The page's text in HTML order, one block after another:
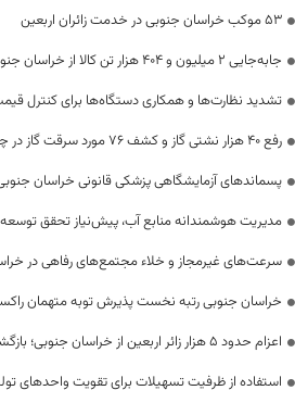
53 موکب خراسان جنوبی در خدمت زائران اربعین
جابه‌جایی 2 میلیون و 404 هزار تن کالا از خراسان جنوبی به سراسر کشور
تشدید نظارت‌ها و همکاری دستگاه‌ها برای کنترل
رفع 40 هزار نشتی گاز و کشف 76 مورد سرقت گاز در چهار ماهه نخست سال
پسماندهای آزمایشگاهی پزشکی قانونی خراسان
مدیریت هوشمندانه منابع آب، پیش‌نیاز تحقق توسعه
سرعت‌های غیرمجاز و خلاء مجتمع‌های رفاهی در
خراسان جنوبی رتبه نخست پذیرش توبه متهمان
اعزام حدود 5 هزار زائر اربعین از خراسان جنوبی؛ بازگشت‌ها آغاز شد
استفاده از ظرفیت تسهیلات برای تقویت واحدهای